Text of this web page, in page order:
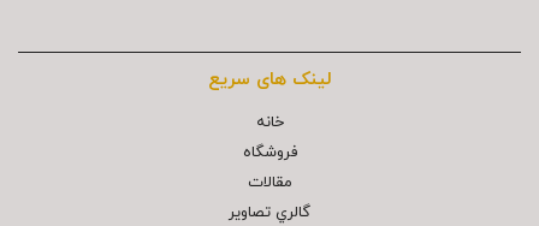
لینک های سریع
خانه
فروشگاه
مقالات
گالري تصاوير